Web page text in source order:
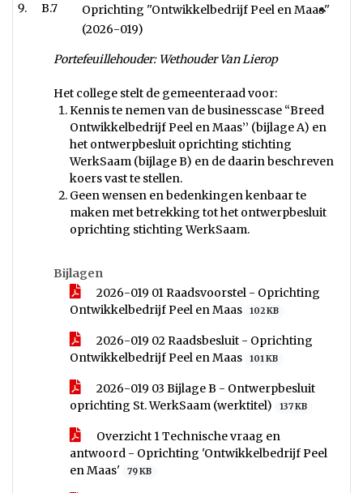
B.7
Oprichting ''Ontwikkelbedrijf Peel en Maas''
(2026-019)
Portefeuillehouder: Wethouder Van Lierop
Het college stelt de gemeenteraad voor:
Kennis te nemen van de businesscase “Breed
Ontwikkelbedrijf Peel en Maas’’ (bijlage A) en
het ontwerpbesluit oprichting stichting
WerkSaam (bijlage B) en de daarin beschreven
koers vast te stellen.
Geen wensen en bedenkingen kenbaar te
maken met betrekking tot het ontwerpbesluit
oprichting stichting WerkSaam.
Bijlagen
2026-019 01 Raadsvoorstel - Oprichting
Ontwikkelbedrijf Peel en Maas
102 KB
2026-019 02 Raadsbesluit - Oprichting
Ontwikkelbedrijf Peel en Maas
101 KB
2026-019 03 Bijlage B - Ontwerpbesluit
oprichting St. WerkSaam (werktitel)
137 KB
Overzicht 1 Technische vraag en
antwoord - Oprichting 'Ontwikkelbedrijf Peel
en Maas'
79 KB